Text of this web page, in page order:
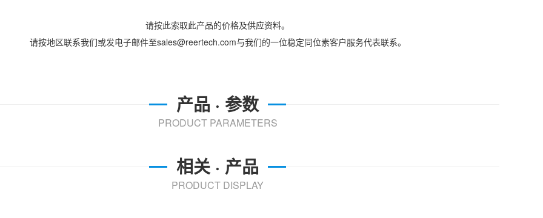
请按此索取此产品的价格及供应资料。
请按地区联系我们或发电子邮件至sales@reertech.com与我们的一位稳定同位素客户服务代表联系。
产品 · 参数
PRODUCT PARAMETERS
相关 · 产品
PRODUCT DISPLAY